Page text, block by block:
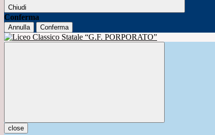
Chiudi
Conferma
Annulla Conferma
close